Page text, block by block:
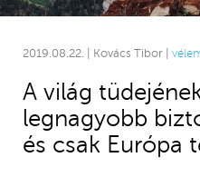
2019.08.22. | Kovács Tibor |
A világ
legnagyobb
és csak Európa